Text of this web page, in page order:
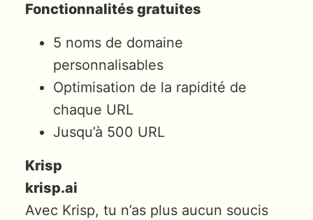
Fonctionnalités gratuites
5 noms de domaine
personnalisables
Optimisation de la rapidité de
chaque URL
Jusqu’à 500 URL
Krisp
krisp.ai
Avec Krisp, tu n’as plus aucun soucis